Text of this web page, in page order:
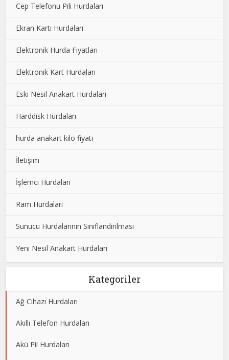
Cep Telefonu Pili Hurdaları
Ekran Kartı Hurdaları
Elektronik Hurda Fiyatları
Elektronik Kart Hurdaları
Eski Nesil Anakart Hurdaları
Harddisk Hurdaları
hurda anakart kilo fiyatı
İletişim
İşlemci Hurdaları
Ram Hurdaları
Sunucu Hurdalarının Sınıflandırılması
Yeni Nesil Anakart Hurdaları
Kategoriler
Ağ Cihazı Hurdaları
Akıllı Telefon Hurdaları
Akü Pil Hurdaları